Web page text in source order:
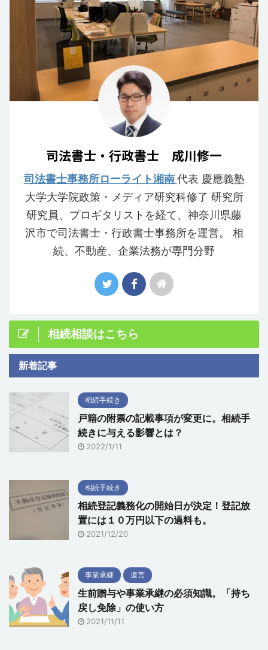
司法書士・行政書士 成川修一
司法書士事務所ローライト湘南代表 慶應義塾
大学大学院政策・メディア研究科修了 研究所
研究員、プロギタリストを経て、神奈川県藤
沢市で司法書士・行政書士事務所を運営。 相
続、不動産、企業法務が専門分野
相続相談はこちら
新着記事
相続手続き
戸籍の附票の記載事項が変更に。相続手
続きに与える影響とは？
2022/1/11
相続手続き
相続登記義務化の開始日が決定！登記放
置には１０万円以下の過料も。
2021/12/20
事業承継 遺言
生前贈与や事業承継の必須知識。「持ち
戻し免除」の使い方
2021/11/11